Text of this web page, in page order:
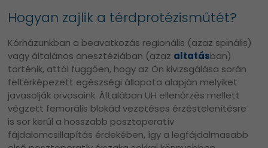
Hogyan zajlik a térdprotézisműtét?
Kórházunkban a beavatkozás regionális (azaz spinális)
vagy általános anesztéziában (azaz altatásban)
történik, attól függően, hogy az Ön kivizsgálása során
feltérképezett egészségi állapota alapján melyiket
javasolják orvosaink. Általában UH ellenőrzés mellett
végzett femorális blokád vezetéses érzéstelenítésre
is sor kerül a hosszabb posztoperatív
fájdalomcsillapítás érdekében, így a legfájdalmasabb